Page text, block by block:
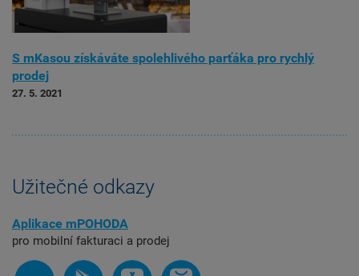
S mKasou získáváte spolehlivého parťáka pro rychlý
prodej
27. 5. 2021
Užitečné odkazy
Aplikace mPOHODA
pro mobilní fakturaci a prodej